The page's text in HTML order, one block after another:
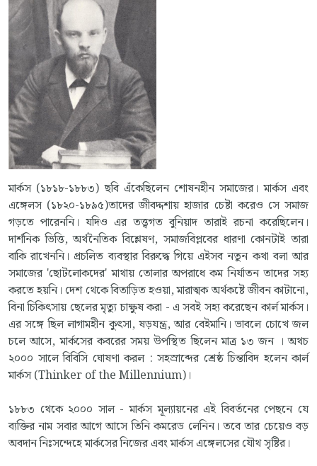
মার্কস (১৮১৮-১৮৮৩) ছবি এঁকেছিলেন শোষনহীন সমাজের। মার্কস এবং
এঙ্গেলস (১৮২০-১৮৯৫)তাদের জীবদ্দশায় হাজার চেষ্টা করেও সে সমাজ
গড়তে পারেননি। যদিও এর তত্ত্বগত বুনিয়াদ তারাই রচনা করেছিলেন।
দার্শনিক ভিত্তি, অর্থনৈতিক বিশ্লেষণ, সমাজবিপ্লবের ধারণা কোনটাই তারা
বাকি রাখেননি। প্রচলিত ব্যবস্থার বিরুদ্ধে গিয়ে এইসব নতুন কথা বলা আর
সমাজের 'ছোটলোকদের' মাথায় তোলার অপরাধে কম নির্যাতন তাদের সহ্য
করতে হয়নি। দেশ থেকে বিতাড়িত হওয়া, মারাত্মক অর্থকষ্টে জীবন কাটানো,
বিনা চিকিৎসায় ছেলের মৃত্যু চাক্ষুষ করা - এ সবই সহ্য করেছেন কার্ল মার্কস।
এর সঙ্গে ছিল লাগামহীন কুৎসা, ষড়যন্ত্র, আর বেইমানি। ভাবলে চোখে জল
চলে আসে, মার্কসের কবরের সময় উপস্থিত ছিলেন মাত্র ১৩ জন । অথচ
২০০০ সালে বিবিসি ঘোষণা করল : সহস্রাব্দের শ্রেষ্ঠ চিন্তাবিদ হলেন কার্ল
মার্কস (Thinker of the Millennium)।
১৮৮৩ থেকে ২০০০ সাল - মার্কস মূল্যায়নের এই বিবর্তনের পেছনে যে
ব্যক্তির নাম সবার আগে আসে তিনি কমরেড লেনিন। তবে তার চেয়েও বড়
অবদান নিঃসন্দেহে মার্কসের নিজের এবং মার্কস এঙ্গেলসের যৌথ সৃষ্টির।